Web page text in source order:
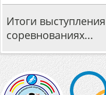
Итоги
соревнованиях...